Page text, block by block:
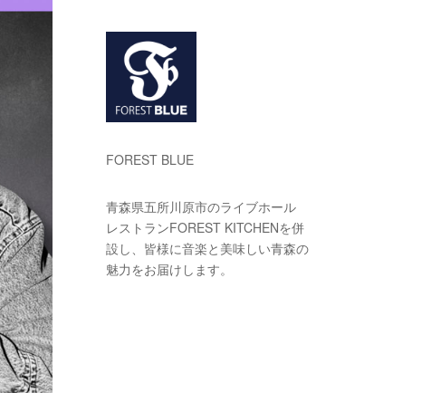
FOREST BLUE
青森県五所川原市のライブホール
レストランFOREST KITCHENを併
設し、皆様に音楽と美味しい青森の
魅力をお届けします。